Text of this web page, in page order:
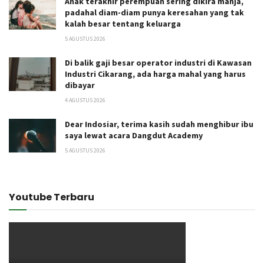
padahal diam-diam punya keresahan yang tak
kalah besar tentang keluarga
5 AGUSTUS 2026
Di balik gaji besar operator industri di Kawasan
Industri Cikarang, ada harga mahal yang harus
dibayar
4 AGUSTUS 2026
Dear Indosiar, terima kasih sudah menghibur ibu
saya lewat acara Dangdut Academy
5 AGUSTUS 2026
Youtube Terbaru